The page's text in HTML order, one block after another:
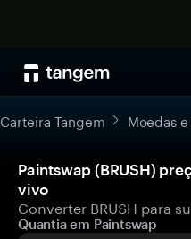
Carteira Tangem Moedas
Paintswap (BRUSH)
vivo
Converter BRUSH para
Quantia em Paintswap